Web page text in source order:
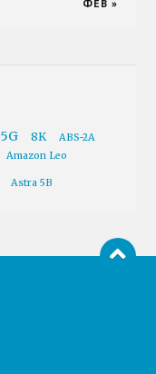
ФЕВ »
5G 8K
ABS-2A
Amazon Leo
Astra 5B